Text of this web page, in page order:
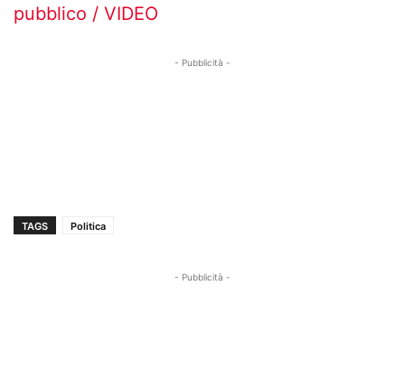
pubblico / VIDEO
- Pubblicità -
TAGS Politica
- Pubblicità -